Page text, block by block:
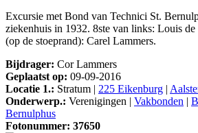
Excursie met Bond van Technici St.
ziekenhuis in 1932. 8ste van links: Louis de
(op de stoeprand): Carel Lammers.
Bijdrager: Cor Lammers
Geplaatst op: 09-09-2016
Locatie 1.: Stratum | 225 Eikenburg |
Onderwerp.: Verenigingen | Vakbonden |
Bernulphus
Fotonummer: 37650